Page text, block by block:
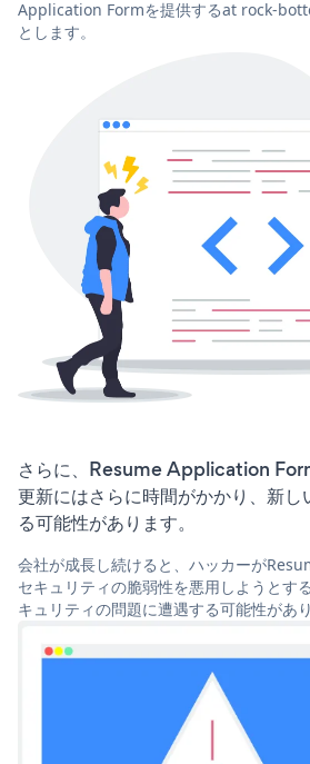
Application Formを提供するat rock-
とします。
さらに、Resume Application
更新にはさらに時間がかかり、新
る可能性があります。
会社が成長し続けると、ハッカーが
セキュリティの脆弱性を悪用しようとす
キュリティの問題に遭遇する可能性があり